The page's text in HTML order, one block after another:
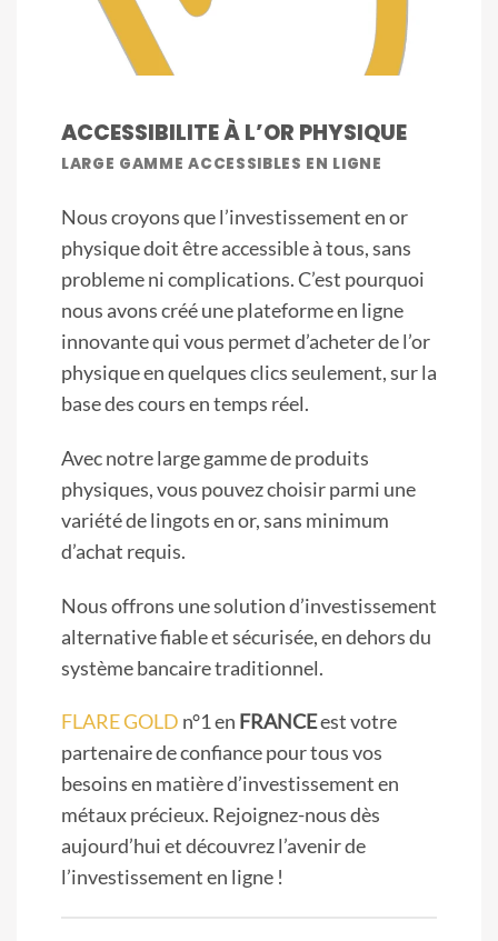
ACCESSIBILITE À L’OR PHYSIQUE
LARGE GAMME ACCESSIBLES EN LIGNE
Nous croyons que l’investissement en or
physique doit être accessible à tous, sans
probleme ni complications. C’est pourquoi
nous avons créé une plateforme en ligne
innovante qui vous permet d’acheter de l’or
physique en quelques clics seulement, sur la
base des cours en temps réel.
Avec notre large gamme de produits
physiques, vous pouvez choisir parmi une
variété de lingots en or, sans minimum
d’achat requis.
Nous offrons une solution d’investissement
alternative fiable et sécurisée, en dehors du
système bancaire traditionnel.
FLARE GOLD n°1 en FRANCEest votre
partenaire de confiance pour tous vos
besoins en matière d’investissement en
métaux précieux. Rejoignez-nous dès
aujourd’hui et découvrez l’avenir de
l’investissement en ligne !